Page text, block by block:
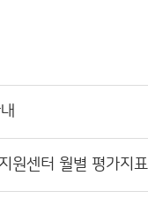
원센터 월별 평가지